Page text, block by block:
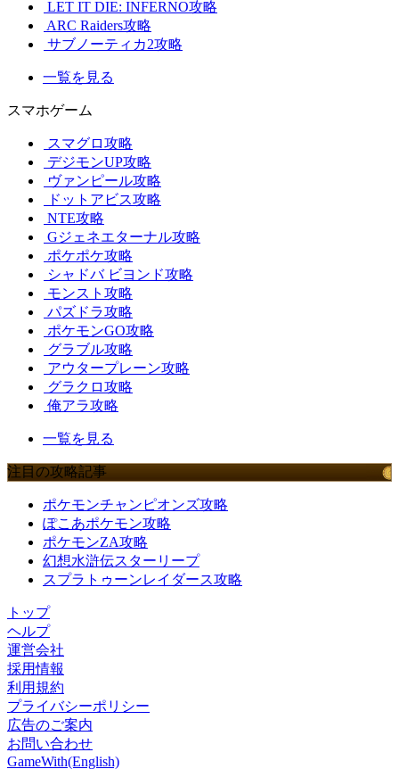
LET IT DIE: INFERNO攻略
ARC Raiders攻略
サブノーティカ2攻略
一覧を見る
スマホゲーム
スマグロ攻略
デジモンUP攻略
ヴァンピール攻略
ドットアビス攻略
NTE攻略
Gジェネエターナル攻略
ポケポケ攻略
シャドバ ビヨンド攻略
モンスト攻略
パズドラ攻略
ポケモンGO攻略
グラブル攻略
アウタープレーン攻略
グラクロ攻略
俺アラ攻略
一覧を見る
注目の攻略記事
ポケモンチャンピオンズ攻略
ぽこあポケモン攻略
ポケモンZA攻略
幻想水滸伝スターリープ
スプラトゥーンレイダース攻略
トップ
ヘルプ
運営会社
採用情報
利用規約
プライバシーポリシー
広告のご案内
お問い合わせ
GameWith(English)